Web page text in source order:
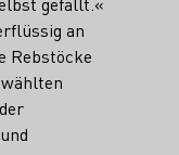
an
Rebstöcke